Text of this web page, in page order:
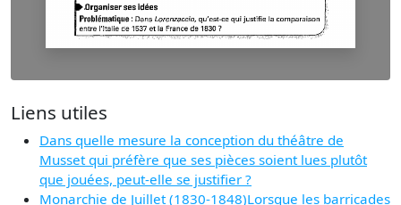
Liens utiles
Dans quelle mesure la conception du théâtre de
Musset qui préfère que ses pièces soient lues plutôt
que jouées, peut-elle se justifier ?
Monarchie de Juillet (1830-1848)Lorsque les barricades